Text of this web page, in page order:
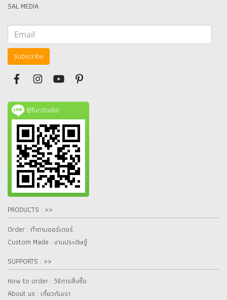
SAL MEDIA :
Subscribe
@furstudio
PRODUCTS : >>
Order : ทำตามออร์เดอร์
Custom Made : งานประดิษฐ์
SUPPORTS : >>
How to order : วิธีการสั่งซื้อ
About us : เกี๋ยวกับเรา